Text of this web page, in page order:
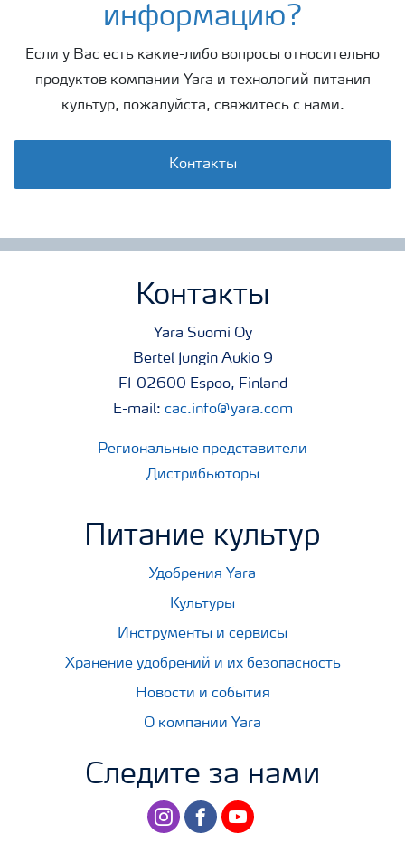
информацию?
Если у Вас есть какие-либо вопросы относительно
продуктов компании Yara и технологий питания
культур, пожалуйста, свяжитесь с нами.
Контакты
Контакты
Yara Suomi Oy
Bertel Jungin Aukio 9
FI-02600 Espoo, Finland
E-mail: cac.info@yara.com
Региональные представители
Дистрибьюторы
Питание культур
Удобрения Yara
Культуры
Инструменты и сервисы
Хранение удобрений и их безопасность
Новости и события
О компании Yara
Следите за нами
instagramfacebookyoutube